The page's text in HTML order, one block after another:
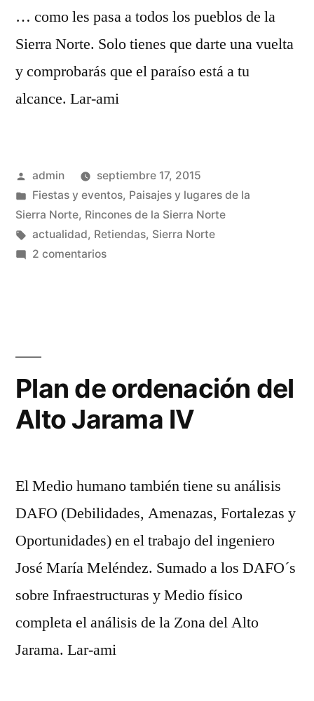
… como les pasa a todos los pueblos de la
Sierra Norte. Solo tienes que darte una vuelta
y comprobarás que el paraíso está a tu
alcance. Lar-ami
Publicado
por
admin
septiembre 17, 2015
Publicado
en
Fiestas y eventos, Paisajes y lugares de la
Sierra Norte, Rincones de la Sierra Norte
Etiquetas:
actualidad, Retiendas, Sierra Norte
2 comentariosen
Plan de ordenación del
Alto Jarama IV
El Medio humano también tiene su análisis
DAFO (Debilidades, Amenazas, Fortalezas y
Oportunidades) en el trabajo del ingeniero
José María Meléndez. Sumado a los DAFO´s
sobre Infraestructuras y Medio físico
completa el análisis de la Zona del Alto
Jarama. Lar-ami